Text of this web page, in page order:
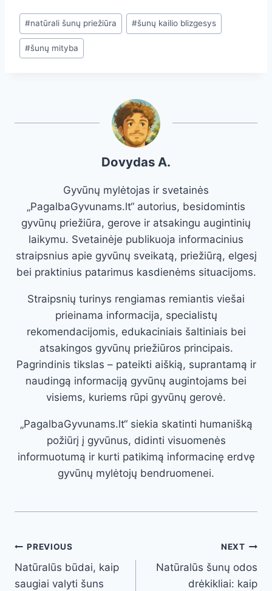
Post
Tags:
#natūrali šunų priežiūra #šunų kailio blizgesys
#šunų mityba
Dovydas A.
Gyvūnų mylėtojas ir svetainės
„PagalbaGyvunams.lt“ autorius, besidomintis
gyvūnų priežiūra, gerove ir atsakingu augintinių
laikymu. Svetainėje publikuoja informacinius
straipsnius apie gyvūnų sveikatą, priežiūrą, elgesį
bei praktinius patarimus kasdienėms situacijoms.
Straipsnių turinys rengiamas remiantis viešai
prieinama informacija, specialistų
rekomendacijomis, edukaciniais šaltiniais bei
atsakingos gyvūnų priežiūros principais.
Pagrindinis tikslas – pateikti aiškią, suprantamą ir
naudingą informaciją gyvūnų augintojams bei
visiems, kuriems rūpi gyvūnų gerovė.
„PagalbaGyvunams.lt“ siekia skatinti humanišką
požiūrį į gyvūnus, didinti visuomenės
informuotumą ir kurti patikimą informacinę erdvę
gyvūnų mylėtojų bendruomenei.
Post
navigation
PREVIOUS
Natūralūs būdai, kaip
saugiai valyti šuns
NEXT
Natūralūs šunų odos
drėkikliai: kaip